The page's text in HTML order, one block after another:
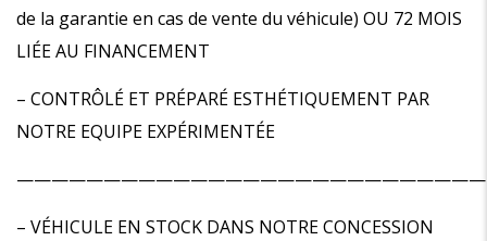
de la garantie en cas de vente du véhicule) OU 72 MOIS
LIÉE AU FINANCEMENT
– CONTRÔLÉ ET PRÉPARÉ ESTHÉTIQUEMENT PAR
NOTRE EQUIPE EXPÉRIMENTÉE
– VÉHICULE EN STOCK DANS NOTRE CONCESSION